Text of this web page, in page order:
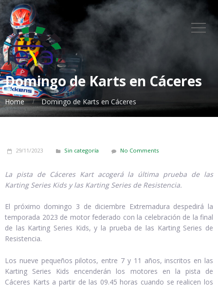
Domingo de Karts en Cáceres
Home Domingo de Karts en Cáceres
29/11/2023 Sin categoría No Comments
La pista de Cáceres Kart acogerá la última prueba de las
Karting Series Kids y las Karting Series de Resistencia.
El próximo domingo 3 de diciembre Extremadura despedirá la
temporada 2023 de motor federado con la celebración de la final
de las Karting Series Kids, y la prueba de las Karting Series de
Resistencia.
Los nueve pequeños pilotos, entre 7 y 11 años, inscritos en las
Karting Series Kids encenderán los motores en la pista de
Cáceres Karts a partir de las 09.45 horas cuando se realicen los